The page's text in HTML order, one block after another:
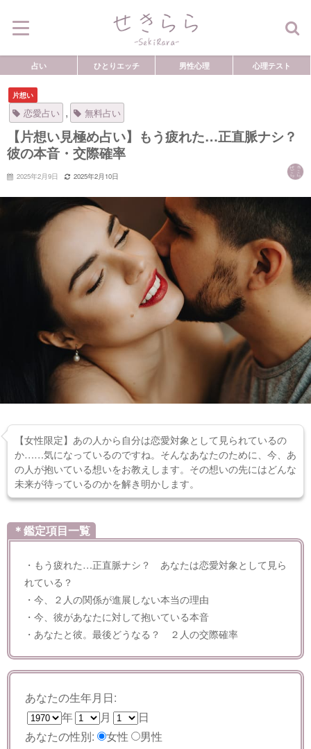
占い ひとりエッチ 男性心理 心理テスト
片想い
恋愛占い , 無料占い
【片想い見極め占い】もう疲れた…正直脈ナシ？
彼の本音・交際確率
2025年2月9日 2025年2月10日
【女性限定】あの人から自分は恋愛対象として見られているの
か……気になっているのですね。そんなあなたのために、今、あ
の人が抱いている想いをお教えします。その想いの先にはどんな
未来が待っているのかを解き明かします。
＊鑑定項目一覧
・もう疲れた…正直脈ナシ？ あなたは恋愛対象として見ら
れている？
・今、２人の関係が進展しない本当の理由
・今、彼があなたに対して抱いている本音
・あなたと彼。最後どうなる？ ２人の交際確率
あなたの生年月日:
年
月
日
あなたの性別:
女性 男性